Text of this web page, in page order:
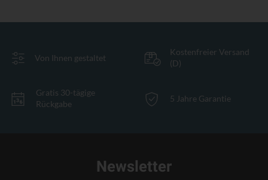
Von Ihnen gestaltet
Kostenfreier Versand
(D)
Gratis 30-tägige
Rückgabe
5 Jahre Garantie
Newsletter